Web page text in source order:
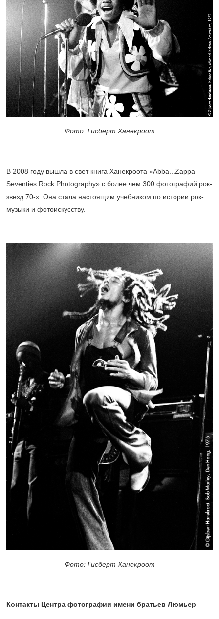
Фото: Гисберт Ханекроот
В 2008 году вышла в свет книга Ханекроота «Abba...Zappa
Seventies Rock Photography» с более чем 300 фотографий рок-
звезд 70-х. Она стала настоящим учебником по истории рок-
музыки и фотоискусству.
Фото: Гисберт Ханекроот
Контакты Центра фотографии имени братьев Люмьер